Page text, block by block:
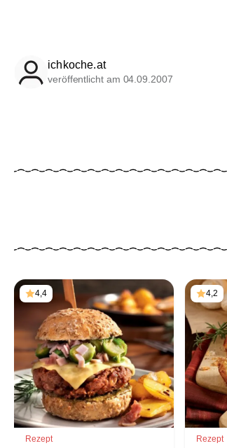
ichkoche.at
veröffentlicht am 04.09.2007
4,4
Rezept
4,2
Rezept